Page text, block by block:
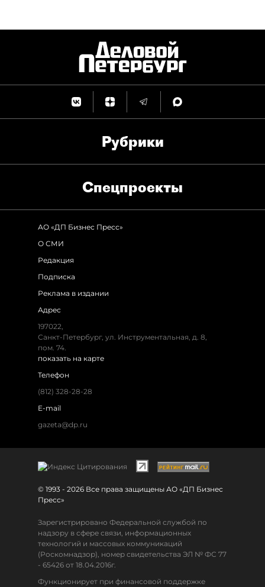
Рубрики
Спец­проекты
АО «ДП Бизнес Пресс»
О СМИ
Редакция
Подписка
Реклама в издании
Адрес
197022,
Санкт-Петербург, ул. Инструментальная, д. 8,
пом. 74.
показать на карте
Телефон
(812) 328-28-28
E-mail
gazeta@dp.ru
© 1993 - 2026 Все права защищены АО «ДП Бизнес
Пресс»
Зарегистрировано Федеральной службой по
надзору в сфере связи, информационных
технологий и массовых коммуникаций
(Роскомнадзор), номер свидетельства ЭЛ № ФС 77
- 65426 от 18.04.2016г.
Функционирует при финансовой поддержке